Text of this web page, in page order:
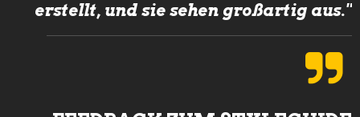
erstellt, und sie sehen großartig aus."